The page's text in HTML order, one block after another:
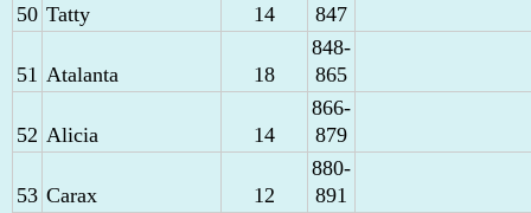
50 Tatty 14
847
51 Atalanta 18
848-
865
52 Alicia 14
866-
879
53 Carax 12
880-
891